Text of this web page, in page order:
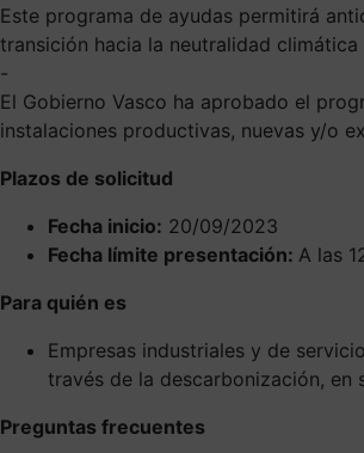
Este programa de ayudas permitirá
transición hacia la neutralidad climática
-
El Gobierno Vasco ha aprobado el
instalaciones productivas, nuevas y/o
Plazos de solicitud
Fecha inicio: 20/09/2023
Fecha límite presentación: A las
Para quién es
Empresas industriales y de
través de la descarbonización,
Preguntas frecuentes